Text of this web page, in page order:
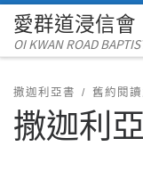
Skip to content
愛群道浸信會
OI KWAN ROAD
撒迦利亞書 舊約閱
撒迦利